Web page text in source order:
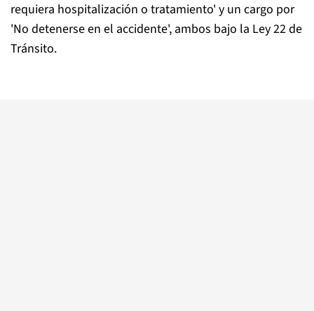
requiera hospitalización o tratamiento' y un cargo por
'No detenerse en el accidente', ambos bajo la Ley 22 de
Tránsito.